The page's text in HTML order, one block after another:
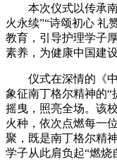
本次仪式以传承
火永续”“诗颂初心 礼
教育，引导护理学子
素养，为健康中国建
仪式在深情的《
象征南丁格尔精神的“
摇曳，照亮全场。该
火种，依次点燃每一
聚，既是南丁格尔精
学子从此肩负起“燃烧